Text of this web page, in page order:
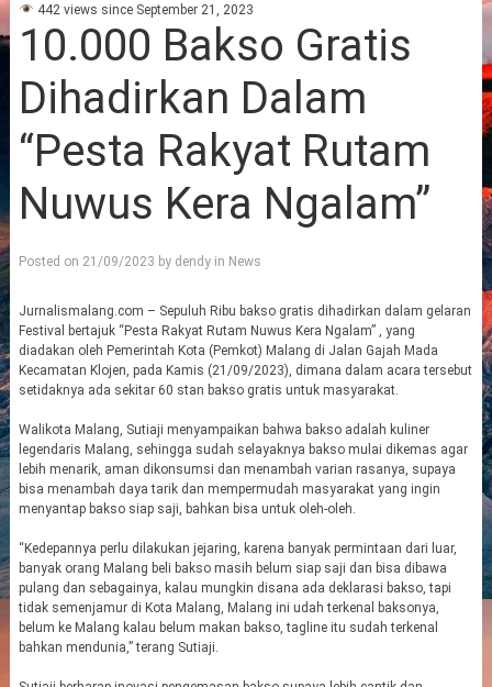
442 views since September 21, 2023
10.000 Bakso Gratis
Dihadirkan Dalam
“Pesta Rakyat Rutam
Nuwus Kera Ngalam”
Posted on 21/09/2023 by dendyin News
Jurnalismalang.com – Sepuluh Ribu bakso gratis dihadirkan dalam gelaran
Festival bertajuk “Pesta Rakyat Rutam Nuwus Kera Ngalam” , yang
diadakan oleh Pemerintah Kota (Pemkot) Malang di Jalan Gajah Mada
Kecamatan Klojen, pada Kamis (21/09/2023), dimana dalam acara tersebut
setidaknya ada sekitar 60 stan bakso gratis untuk masyarakat.
Walikota Malang, Sutiaji menyampaikan bahwa bakso adalah kuliner
legendaris Malang, sehingga sudah selayaknya bakso mulai dikemas agar
lebih menarik, aman dikonsumsi dan menambah varian rasanya, supaya
bisa menambah daya tarik dan mempermudah masyarakat yang ingin
menyantap bakso siap saji, bahkan bisa untuk oleh-oleh.
“Kedepannya perlu dilakukan jejaring, karena banyak permintaan dari luar,
banyak orang Malang beli bakso masih belum siap saji dan bisa dibawa
pulang dan sebagainya, kalau mungkin disana ada deklarasi bakso, tapi
tidak semenjamur di Kota Malang, Malang ini udah terkenal baksonya,
belum ke Malang kalau belum makan bakso, tagline itu sudah terkenal
bahkan mendunia,” terang Sutiaji.